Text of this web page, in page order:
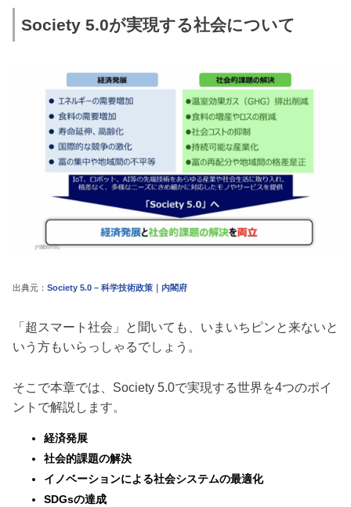
Society 5.0が実現する社会について
出典元： Society 5.0 – 科学技術政策｜内閣府
「超スマート社会」と聞いても、いまいちピンと来ないと
いう方もいらっしゃるでしょう。
そこで本章では、Society 5.0で実現する世界を4つのポイ
ントで解説します。
経済発展
社会的課題の解決
イノベーションによる社会システムの最適化
SDGsの達成